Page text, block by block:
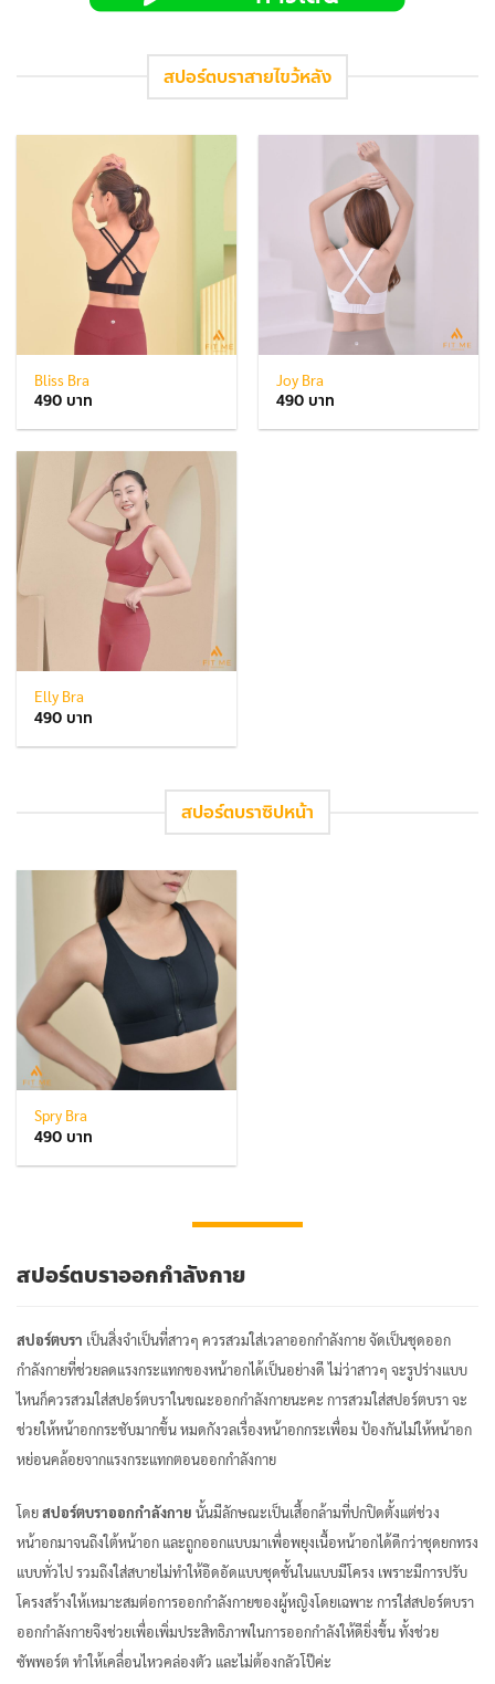
สปอร์ตบราสายไขว้หลัง
Bliss Bra
490
Joy Bra
490
Elly Bra
490
สปอร์ตบราซิปหน้า
Spry Bra
490
สปอร์ตบราออกกำลังกาย
สปอร์ตบรา เป็นสิ่งจำเป็นที่สาวๆ ควรสวมใส่เวลาออกกำลังกาย จัดเป็นชุดออก
กำลังกายที่ช่วยลดแรงกระแทกของหน้าอกได้เป็นอย่างดี ไม่ว่าสาวๆ จะรูปร่างแบบ
ไหนก็ควรสวมใส่สปอร์ตบราในขณะออกกำลังกายนะคะ การสวมใส่สปอร์ตบรา จะ
ช่วยให้หน้าอกกระชับมากขึ้น หมดกังวลเรื่องหน้าอกกระเพื่อม ป้องกันไม่ให้หน้าอก
หย่อนคล้อยจากแรงกระแทกตอนออกกำลังกาย
โดยสปอร์ตบราออกกำลังกาย นั้นมีลักษณะเป็นเสื้อกล้ามที่ปกปิดตั้งแต่ช่วง
หน้าอกมาจนถึงใต้หน้าอก และถูกออกแบบมาเพื่อพยุงเนื้อหน้าอกได้ดีกว่าชุดยกทรง
แบบทั่วไป รวมถึงใส่สบายไม่ทำให้อึดอัดแบบชุดชั้นในแบบมีโครง เพราะมีการปรับ
โครงสร้างให้เหมาะสมต่อการออกกำลังกายของผู้หญิงโดยเฉพาะ การใส่สปอร์ตบรา
ออกกำลังกายจึงช่วยเพื่อเพิ่มประสิทธิภาพในการออกกำลังให้ดียิ่งขึ้น ทั้งช่วย
ซัพพอร์ต ทำให้เคลื่อนไหวคล่องตัว และไม่ต้องกลัวโป๊ค่ะ